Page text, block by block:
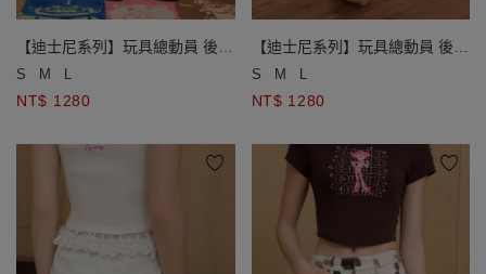
【迪士尼系列】玩具總動員 後口
袋刺繡打褶牛仔寬褲
S M L
NT$ 1280
【迪士尼系列】玩具總動員 後口
袋刺繡打褶牛仔寬褲
S M L
NT$ 1280